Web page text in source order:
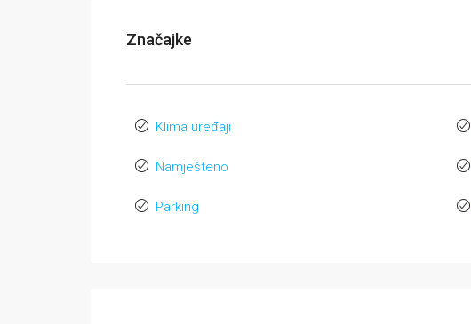
Značajke
Klima uređaji
Namješteno
Parking